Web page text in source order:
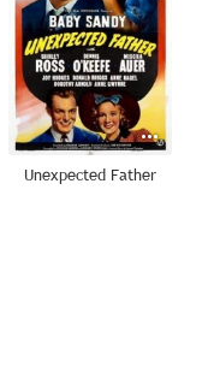
Unexpected Father